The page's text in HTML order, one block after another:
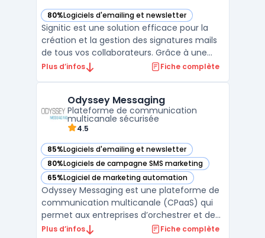
80%Logiciels d'emailing et newsletter
— voir Signitic dans cette catégorie
Signitic est une solution efficace pour la
création et la gestion des signatures mails
de tous vos collaborateurs. Grâce à une
interface unique, cette solution permet de
cohérence dans la communication de
votre entrepri ...
Plus d’infos Fiche complète
Odyssey Messaging
Plateforme de communication
multicanale sécurisée
4.5
85%Logiciels d'emailing et newsletter
— voir Odyssey Messaging dans cette catégorie
80%Logiciels de campagne SMS marketing
— voir Odyssey Messaging dans cette catégorie
65%Logiciel de marketing automation
— voir Odyssey Messaging dans cette catégorie
Odyssey Messaging est une plateforme de
communication multicanale (CPaaS) qui
permet aux entreprises d’orchestrer et de
sécuriser leurs communications
Plus d’infos Fiche complète